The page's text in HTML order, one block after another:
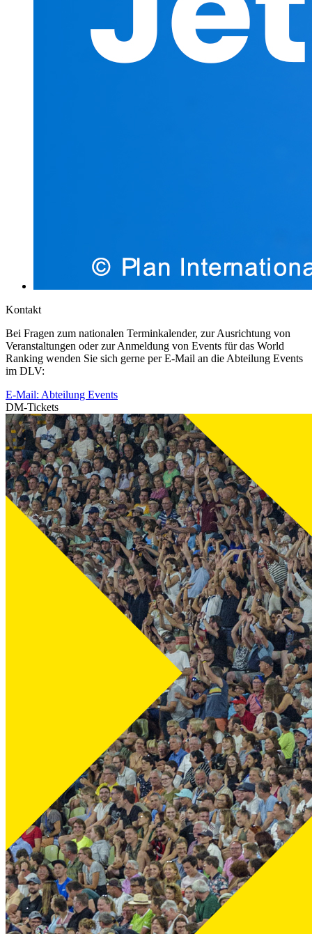
Kontakt
Bei Fragen zum nationalen Terminkalender, zur Ausrichtung von
Veranstaltungen oder zur Anmeldung von Events für das World
Ranking wenden Sie sich gerne per E-Mail an die Abteilung Events
im DLV:
E-Mail: Abteilung Events
DM-Tickets